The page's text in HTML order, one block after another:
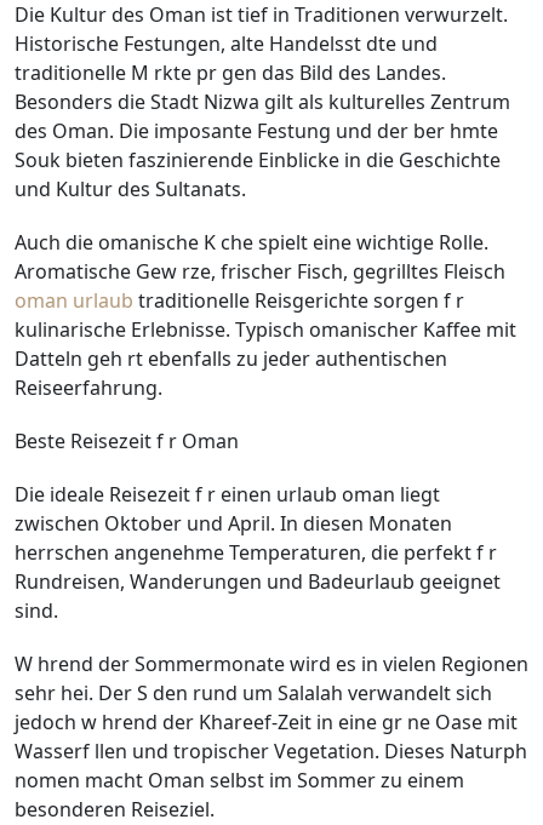
Die Kultur des Oman ist tief in Traditionen verwurzelt.
Historische Festungen, alte Handelsst dte und
traditionelle M rkte pr gen das Bild des Landes.
Besonders die Stadt Nizwa gilt als kulturelles Zentrum
des Oman. Die imposante Festung und der ber hmte
Souk bieten faszinierende Einblicke in die Geschichte
und Kultur des Sultanats.
Auch die omanische K che spielt eine wichtige Rolle.
Aromatische Gew rze, frischer Fisch, gegrilltes Fleisch
oman urlaub traditionelle Reisgerichte sorgen f r
kulinarische Erlebnisse. Typisch omanischer Kaffee mit
Datteln geh rt ebenfalls zu jeder authentischen
Reiseerfahrung.
Beste Reisezeit f r Oman
Die ideale Reisezeit f r einen urlaub oman liegt
zwischen Oktober und April. In diesen Monaten
herrschen angenehme Temperaturen, die perfekt f r
Rundreisen, Wanderungen und Badeurlaub geeignet
sind.
W hrend der Sommermonate wird es in vielen Regionen
sehr hei. Der S den rund um Salalah verwandelt sich
jedoch w hrend der Khareef-Zeit in eine gr ne Oase mit
Wasserf llen und tropischer Vegetation. Dieses Naturph
nomen macht Oman selbst im Sommer zu einem
besonderen Reiseziel.